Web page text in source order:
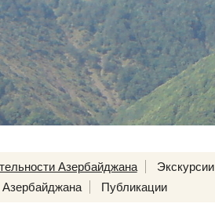
Азербайджана Экскурсии
Азербайджана Публикации